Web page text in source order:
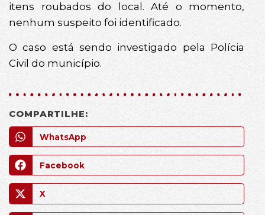
itens roubados do local. Até o momento,
nenhum suspeito foi identificado.
O caso está sendo investigado pela Polícia
Civil do município.
COMPARTILHE:
WhatsApp
Facebook
X